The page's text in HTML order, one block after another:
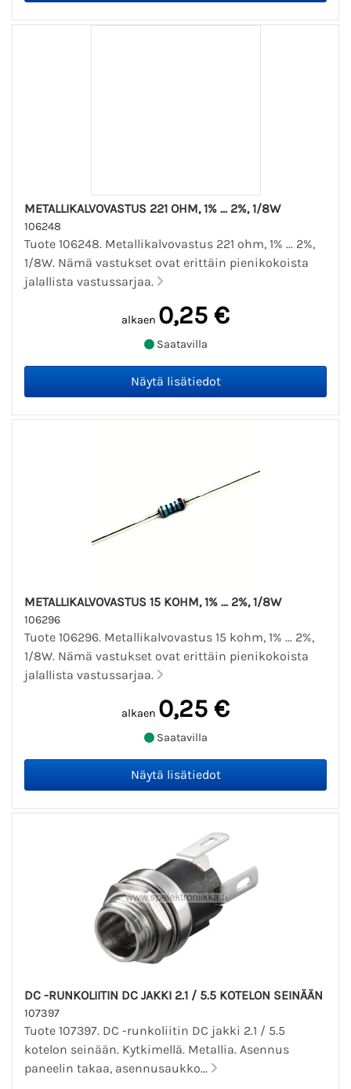
METALLIKALVOVASTUS 221 OHM, 1% ... 2%, 1/8W
106248
Tuote 106248. Metallikalvovastus 221 ohm, 1% ... 2%,
1/8W. Nämä vastukset ovat erittäin pienikokoista
jalallista vastussarjaa.
alkaen 0,25 €
Saatavilla
METALLIKALVOVASTUS 15 KOHM, 1% ... 2%, 1/8W
106296
Tuote 106296. Metallikalvovastus 15 kohm, 1% ... 2%,
1/8W. Nämä vastukset ovat erittäin pienikokoista
jalallista vastussarjaa.
alkaen 0,25 €
Saatavilla
DC -RUNKOLIITIN DC JAKKI 2.1 / 5.5 KOTELON SEINÄÄN
107397
Tuote 107397. DC -runkoliitin DC jakki 2.1 / 5.5
kotelon seinään. Kytkimellä. Metallia. Asennus
paneelin takaa, asennusaukko...